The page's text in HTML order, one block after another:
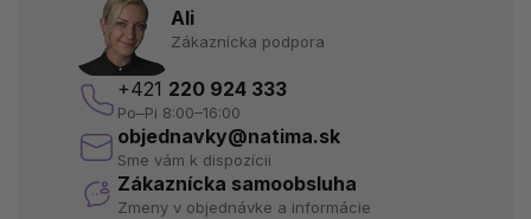
Ali
Zákaznícka podpora
+421 220 924 333
Po–Pi 8:00–16:00
objednavky@natima.sk
Sme vám k dispozícii
Zákaznícka samoobsluha
Zmeny v objednávke a informácie